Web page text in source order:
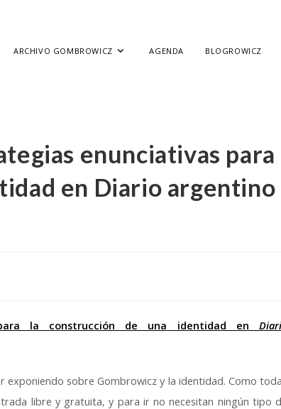
ARCHIVO GOMBROWICZ AGENDA BLOGROWICZ
enunciativas para
en Diario argentino
la construcción de una identidad en
exponiendo sobre Gombrowicz y la identidad. Como
libre y gratuita, y para ir no necesitan ningún tipo